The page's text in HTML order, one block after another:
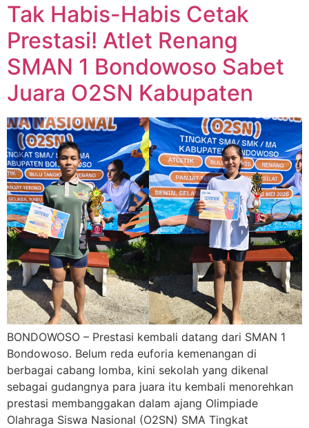
Tak Habis-Habis Cetak
Prestasi! Atlet Renang
SMAN 1 Bondowoso Sabet
Juara O2SN Kabupaten
BONDOWOSO – Prestasi kembali datang dari SMAN 1
Bondowoso. Belum reda euforia kemenangan di
berbagai cabang lomba, kini sekolah yang dikenal
sebagai gudangnya para juara itu kembali menorehkan
prestasi membanggakan dalam ajang Olimpiade
Olahraga Siswa Nasional (O2SN) SMA Tingkat